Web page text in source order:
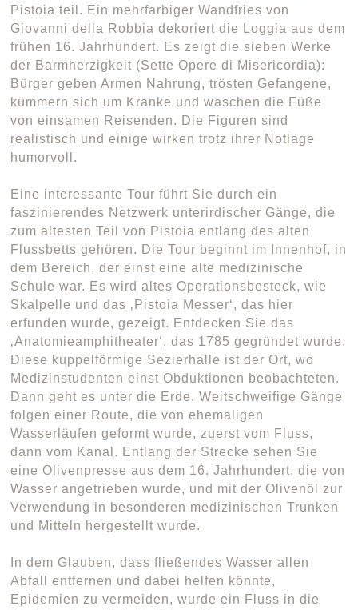
Pistoia teil. Ein mehrfarbiger Wandfries von
Giovanni della Robbia dekoriert die Loggia aus dem
frühen 16. Jahrhundert. Es zeigt die sieben Werke
der Barmherzigkeit (Sette Opere di Misericordia):
Bürger geben Armen Nahrung, trösten Gefangene,
kümmern sich um Kranke und waschen die Füße
von einsamen Reisenden. Die Figuren sind
realistisch und einige wirken trotz ihrer Notlage
humorvoll.
Eine interessante Tour führt Sie durch ein
faszinierendes Netzwerk unterirdischer Gänge, die
zum ältesten Teil von Pistoia entlang des alten
Flussbetts gehören. Die Tour beginnt im Innenhof, in
dem Bereich, der einst eine alte medizinische
Schule war. Es wird altes Operationsbesteck, wie
Skalpelle und das ‚Pistoia Messer‘, das hier
erfunden wurde, gezeigt. Entdecken Sie das
‚Anatomieamphitheater‘, das 1785 gegründet wurde.
Diese kuppelförmige Sezierhalle ist der Ort, wo
Medizinstudenten einst Obduktionen beobachteten.
Dann geht es unter die Erde. Weitschweifige Gänge
folgen einer Route, die von ehemaligen
Wasserläufen geformt wurde, zuerst vom Fluss,
dann vom Kanal. Entlang der Strecke sehen Sie
eine Olivenpresse aus dem 16. Jahrhundert, die von
Wasser angetrieben wurde, und mit der Olivenöl zur
Verwendung in besonderen medizinischen Trunken
und Mitteln hergestellt wurde.
In dem Glauben, dass fließendes Wasser allen
Abfall entfernen und dabei helfen könnte,
Epidemien zu vermeiden, wurde ein Fluss in die